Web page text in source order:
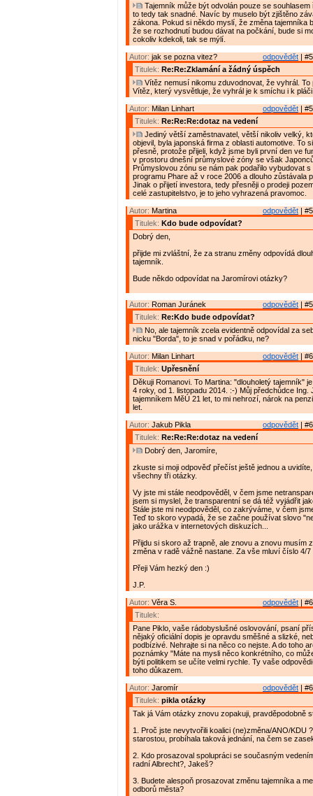
Tajemník může být odvolán pouze se souhlasem
to tedy tak snadné. Navíc by muselo být zjištěno
zákona. Pokud si někdo myslí, že změna tajemníka
že se rozhodnutí budou dávat na počkání, bude si
cokoliv kdekoli, tak se mýlí.
odpovědět |
Autor: jak se pozna vitez?
Titulek: Re:Re:Zklamání a žádný úspěch
Vítěz nemusí nikomu zduvodnovat, že vyhrál. To
Vítěz, který vysvětluje, že vyhrál je k smíchu i k
odpovědět |
Autor: Milan Linhart
Titulek: Re:Re:Re:dotaz na vedení
Jediný větší zaměstnavatel, větší nikoliv velký,
objevil, byla japonská firma z oblasti automotive. To
přesně, protože přijeli, když jsme byli první den ve
v prostoru dnešní průmyslové zóny se však
Průmyslovou zónu se nám pak podařilo vybudovat
programu Phare až v roce 2006 a dlouho zůstávala
Jinak o přijetí investora, tedy přesněji o prodeji
celé zastupitelstvo, je to jeho vyhrazená pravomoc.
odpovědět |
Autor: Martina
Titulek: Kdo bude odpovídat?
Dobrý den,
přijde mi zvláštní, že za stranu změny odpovídá
tajemník.
Bude někdo odpovídat na Jaromírovi otázky?
odpovědět |
Autor: Roman Juránek
Titulek: Re:Kdo bude odpovídat?
No, ale tajemník zcela evidentně odpovídal za
nicku "Borda", to je snad v pořádku, ne?
odpovědět |
Autor: Milan Linhart
Titulek: Upřesnění
Děkuji Romanovi. To Martina: "dlouholetý tajemník"
4 roky, od 1. listopadu 2014. :-) Můj předchůdce Ing.
tajemníkem MěÚ 21 let, to mi nehrozí, nárok na
let.
odpovědět |
Autor: Jakub Pikla
Titulek: Re:Re:Re:dotaz na vedení
Dobrý den, Jaromíre,
zkuste si moji odpověď přečíst ještě jednou a
všechny tři otázky.
Vy jste mi stále neodpověděl, v čem jsme
jsem si myslel, že transparentní se dá též vyjádřit
Stále jste mi neodpověděl, co zakrýváme, v čem
Teď to skoro vypadá, že se začne používat slovo
jako urážka v internetových diskuzích...
Přijdu si skoro až trapně, ale znovu a znovu musím
změna v radě vážně nastane. Za vše mluví číslo 4/7
Přeji Vám hezký den :)
J.P.
odpovědět |
Autor: Věra S.
Titulek:
Pane Piklo, vaše rádobyslušné oslovování, psaní
nějaký oficiální dopis je opravdu směšné a slizké,
podbízivé. Nehrajte si na něco co nejste. A do toho
poznámky "Máte na mysli něco konkrétního, co
býti politikem se učíte velmi rychle. Ty vaše
toho důkazem.
odpovědět |
Autor: Jaromír
Titulek: pikla otázky
Tak já Vám otázky znovu zopakuji, pravděpodobně
1. Proč jste nevytvořili koalici (ne)změna/ANO/KDU
starostou, probíhala taková jednání, na čem se
2. Kdo prosazoval spolupráci se současným
radní Albrecht?, Jakeš?
3. Budete alespoň prosazovat změnu tajemníka a
odborů města?